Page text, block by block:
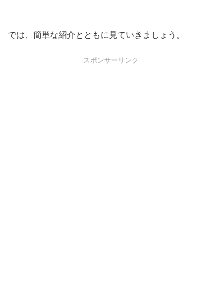
では、簡単な紹介とともに見ていきましょう。
スポンサーリンク